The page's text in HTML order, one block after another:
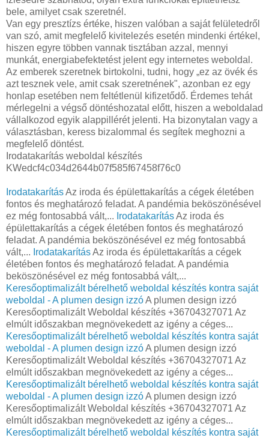
bele, amilyet csak szeretnél.
Van egy presztízs értéke, hiszen valóban a saját felületedről
van szó, amit megfelelő kivitelezés esetén mindenki értékel,
hiszen egyre többen vannak tisztában azzal, mennyi
munkát, energiabefektetést jelent egy internetes weboldal.
Az emberek szeretnek birtokolni, tudni, hogy „ez az övék és
azt tesznek vele, amit csak szeretnének", azonban ez egy
honlap esetében nem feltétlenül kifizetődő. Érdemes tehát
mérlegelni a végső döntéshozatal előtt, hiszen a weboldalad
vállalkozod egyik alappillérét jelenti. Ha bizonytalan vagy a
választásban, keress bizalommal és segítek meghozni a
megfelelő döntést.
Irodatakarítás weboldal készítés
KWedcf4c034d2644b07f585f67458f76c0
IrodatakarításAz iroda és épülettakarítás a cégek életében
fontos és meghatározó feladat. A pandémia beköszönésével
ez még fontosabbá vált,... IrodatakarításAz iroda és
épülettakarítás a cégek életében fontos és meghatározó
feladat. A pandémia beköszönésével ez még fontosabbá
vált,... IrodatakarításAz iroda és épülettakarítás a cégek
életében fontos és meghatározó feladat. A pandémia
beköszönésével ez még fontosabbá vált,...
Keresőoptimalizált bérelhető weboldal készítés kontra saját
weboldal - A plumen design izzóA plumen design izzó
Keresőoptimalizált Weboldal készítés +36704327071 Az
elmúlt időszakban megnövekedett az igény a céges...
Keresőoptimalizált bérelhető weboldal készítés kontra saját
weboldal - A plumen design izzóA plumen design izzó
Keresőoptimalizált Weboldal készítés +36704327071 Az
elmúlt időszakban megnövekedett az igény a céges...
Keresőoptimalizált bérelhető weboldal készítés kontra saját
weboldal - A plumen design izzóA plumen design izzó
Keresőoptimalizált Weboldal készítés +36704327071 Az
elmúlt időszakban megnövekedett az igény a céges...
Keresőoptimalizált bérelhető weboldal készítés kontra saját